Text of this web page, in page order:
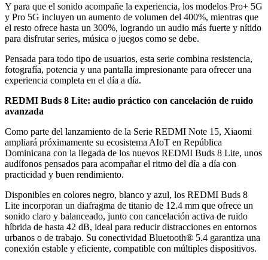
Y para que el sonido acompañe la experiencia, los modelos Pro+ 5G
y Pro 5G incluyen un aumento de volumen del 400%, mientras que
el resto ofrece hasta un 300%, logrando un audio más fuerte y nítido
para disfrutar series, música o juegos como se debe.
Pensada para todo tipo de usuarios, esta serie combina resistencia,
fotografía, potencia y una pantalla impresionante para ofrecer una
experiencia completa en el día a día.
REDMI Buds 8 Lite: audio práctico con cancelación de ruido
avanzada
Como parte del lanzamiento de la Serie REDMI Note 15, Xiaomi
ampliará próximamente su ecosistema AIoT en República
Dominicana con la llegada de los nuevos REDMI Buds 8 Lite, unos
audífonos pensados para acompañar el ritmo del día a día con
practicidad y buen rendimiento.
Disponibles en colores negro, blanco y azul, los REDMI Buds 8
Lite incorporan un diafragma de titanio de 12.4 mm que ofrece un
sonido claro y balanceado, junto con cancelación activa de ruido
híbrida de hasta 42 dB, ideal para reducir distracciones en entornos
urbanos o de trabajo. Su conectividad Bluetooth® 5.4 garantiza una
conexión estable y eficiente, compatible con múltiples dispositivos.